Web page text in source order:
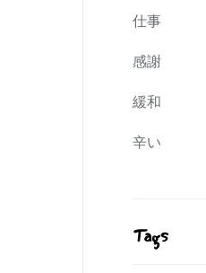
仕事
感謝
緩和
辛い
Tags